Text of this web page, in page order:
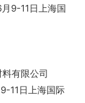
9-11日上海国
有限公司
11日上海国际